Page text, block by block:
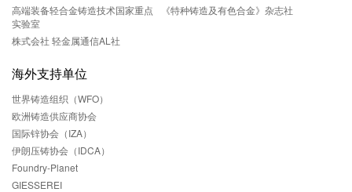
高端装备轻合金铸造技术国家重点
实验室
株式会社 轻金属通信AL社
《特种铸造及有色合金》杂志社
海外支持单位
世界铸造组织（WFO）
欧洲铸造供应商协会
国际锌协会（IZA）
伊朗压铸协会（IDCA）
Foundry-Planet
GIESSEREI